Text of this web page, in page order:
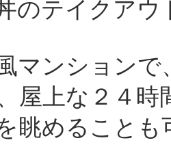
のテイクア
マンションで
屋上な２４
眺めることも